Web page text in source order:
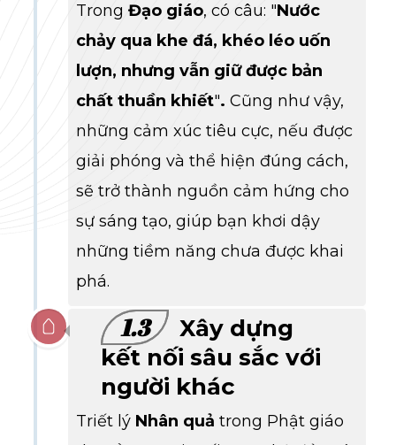
Trong Đạo giáo, có câu: "Nước
chảy qua khe đá, khéo léo uốn
lượn, nhưng vẫn giữ được bản
chất thuần khiết". Cũng như vậy,
những cảm xúc tiêu cực, nếu được
giải phóng và thể hiện đúng cách,
sẽ trở thành nguồn cảm hứng cho
sự sáng tạo, giúp bạn khơi dậy
những tiềm năng chưa được khai
phá.
1.3
Xây dựng
kết nối sâu sắc với
người khác
Triết lý Nhân quả trong Phật giáo